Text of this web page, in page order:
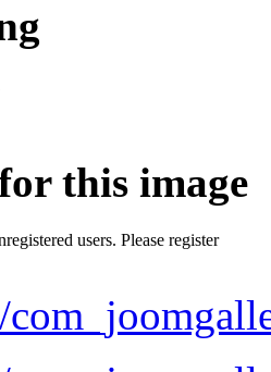
this image
users. Please register